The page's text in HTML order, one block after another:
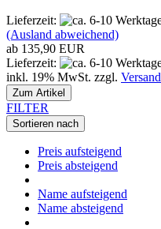
Lieferzeit:
(Ausland abweichend)
ab 135,90 EUR
Lieferzeit:
inkl. 19% MwSt. zzgl. Versand
Zum Artikel
FILTER
Sortieren nach
Preis aufsteigend
Preis absteigend
Name aufsteigend
Name absteigend